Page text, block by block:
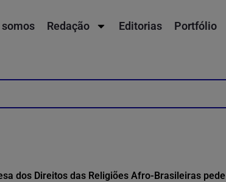
somos Redação Editorias Portfólio
dos Direitos das Religiões Afro-Brasileiras